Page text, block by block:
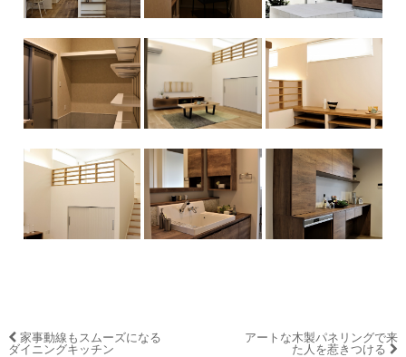
家事動線もスムーズになる
ダイニングキッチン
アートな木製パネリングで来
た人を惹きつける